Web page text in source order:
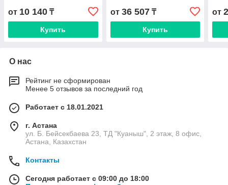
от 10 140 ₸
Купить
от 36 507₸
Купить
от
О нас
Рейтинг не сформирован
Менее 5 отзывов за последний год
Работает с 18.01.2021
г. Астана
ул. Б. Бейсекбаева 23, ТД "Куаныш", 2 этаж, 8 офис,
Астана, Казахстан
Контакты
Сегодня работает с 09:00 до 18:00